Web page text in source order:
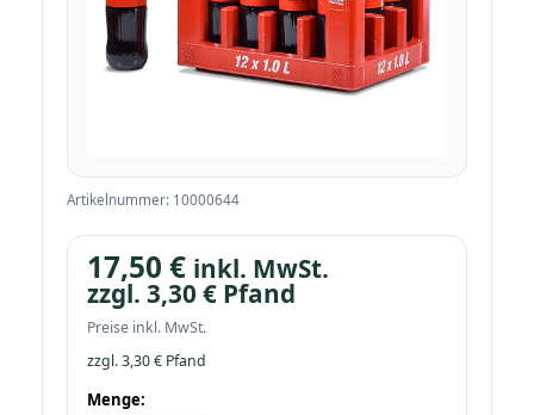
Artikelnummer: 10000644
17,50 € inkl. MwSt.
zzgl. 3,30 € Pfand
Preise inkl. MwSt.
zzgl.3,30€ Pfand
Menge: